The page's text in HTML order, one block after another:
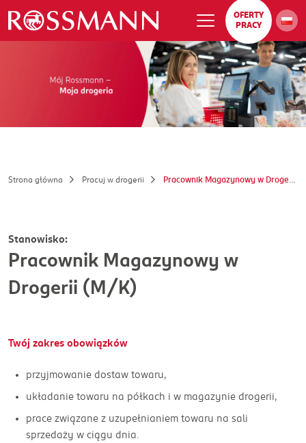
OFERTY
PRACY
Strona główna Pracuj w drogerii Pracownik Magazynowy w Drogerii (M/K)
Stanowisko:
Pracownik Magazynowy w
Drogerii (M/K)
Twój zakres obowiązków
przyjmowanie dostaw towaru,
układanie towaru na półkach i w magazynie drogerii,
prace związane z uzupełnianiem towaru na sali
sprzedaży w ciągu dnia.